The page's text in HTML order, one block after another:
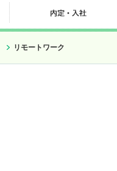
リモートワーク